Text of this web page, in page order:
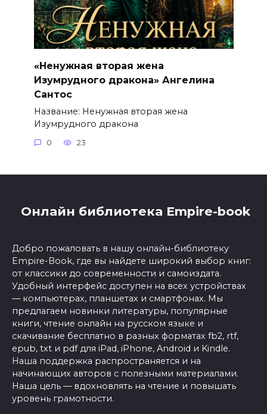
«Ненужная вторая жена
Изумрудного дракона» Ангелина
Сантос
Название: Ненужная вторая жена
Изумрудного дракона
0 23
Онлайн библиотека Empire-book
Добро пожаловать в нашу онлайн-библиотеку
Empire-Book, где вы найдете широкий выбор книг:
от классики до современности и самоиздата.
Удобный интерфейс доступен на всех устройствах
— компьютерах, планшетах и смартфонах. Мы
предлагаем новинки литературы, популярные
книги, чтение онлайн на русском языке и
скачивание бесплатно в разных форматах fb2, rtf,
epub, txt и pdf для iPad, iPhone, Android и Kindle.
Наша поддержка распространяется и на
начинающих авторов с полезными материалами.
Наша цель — вдохновлять на чтение и повышать
уровень грамотности.